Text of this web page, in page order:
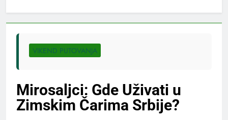
VIKEND PUTOVANJA
Mirosaljci: Gde Uživati u
Zimskim Čarima Srbije?